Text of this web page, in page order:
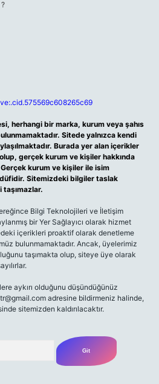
herhangi bir marka, kurum veya şahıs
Sitede yalnızca kendi
Burada yer alan içerikler
gerçek kurum ve kişiler hakkında
kurum ve kişiler ile isim
Sitemizdeki bilgiler taslak
Bilgi Teknolojileri ve İletişim
bir Yer Sağlayıcı olarak hizmet
içerikleri proaktif olarak denetleme
bulunmamaktadır. Ancak, üyelerimiz
taşımakta olup, siteye üye olarak
aykırı olduğunu düşündüğünüz
adresine bildirmeniz halinde,
sitemizden kaldırılacaktır.